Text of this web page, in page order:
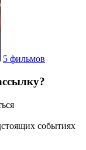
5 фильмов
событиях